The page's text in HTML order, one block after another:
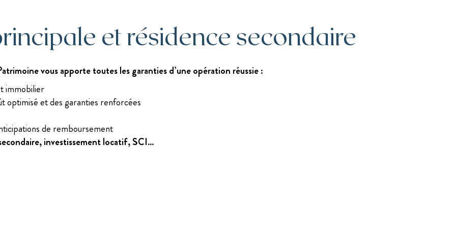
et résidence secondaire
vous apporte toutes les garanties d’une opération réussie :
immobilier
optimisé et des garanties renforcées
de remboursement
investissement locatif, SCI…